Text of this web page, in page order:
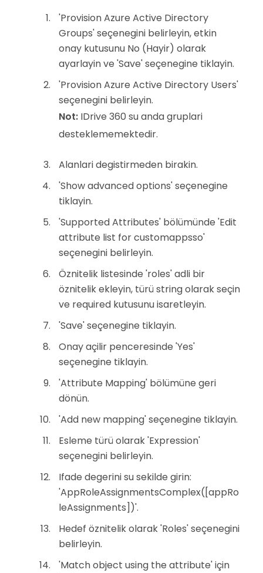
'Provision Azure Active Directory
Groups' seçenegini belirleyin, etkin
onay kutusunu No (Hayir) olarak
ayarlayin ve 'Save' seçenegine tiklayin.
'Provision Azure Active Directory Users'
seçenegini belirleyin.
Not: IDrive 360 su anda gruplari
desteklememektedir.
Alanlari degistirmeden birakin.
'Show advanced options' seçenegine
tiklayin.
'Supported Attributes' bölümünde 'Edit
attribute list for customappsso'
seçenegini belirleyin.
Öznitelik listesinde 'roles' adli bir
öznitelik ekleyin, türü string olarak seçin
ve required kutusunu isaretleyin.
'Save' seçenegine tiklayin.
Onay açilir penceresinde 'Yes'
seçenegine tiklayin.
'Attribute Mapping' bölümüne geri
dönün.
'Add new mapping' seçenegine tiklayin.
Esleme türü olarak 'Expression'
seçenegini belirleyin.
Ifade degerini su sekilde girin:
'AppRoleAssignmentsComplex([appRo
leAssignments])'.
Hedef öznitelik olarak 'Roles' seçenegini
belirleyin.
'Match object using the attribute' için